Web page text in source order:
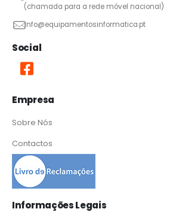
(chamada para a rede móvel nacional)
info@equipamentosinformatica.pt
Social
Empresa
Sobre Nós
Contactos
Informações Legais